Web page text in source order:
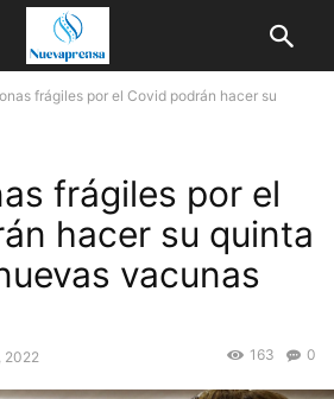
frágiles por el Covid podrán hacer su
frágiles por el
hacer su quinta
vacunas
2022 0
163